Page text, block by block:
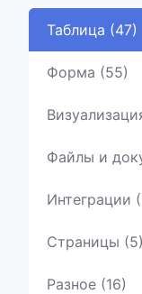
Таблица (47)
Форма (55)
Файлы и
Интеграции
Страницы (5)
Разное (16)